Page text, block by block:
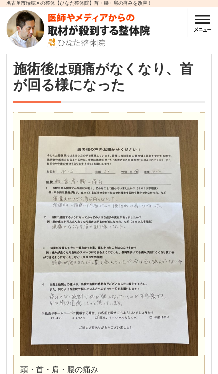
名古屋市瑞穂区の整体【ひなた整体院】首・腰・肩の痛みを改善！
施術後は頭痛がなくなり、首
が回る様になった
頭・首・肩・腰の痛み